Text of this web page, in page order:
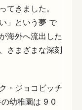
てきました。
」という夢 で
海外へ流出した
さまざまな深刻
・ジョコビッチ
幼稚園は 9 0